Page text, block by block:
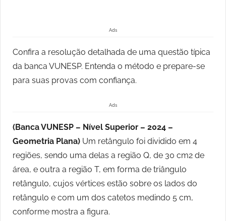
Ads
Confira a resolução detalhada de uma questão típica
da banca VUNESP. Entenda o método e prepare-se
para suas provas com confiança.
Ads
(Banca VUNESP – Nível Superior – 2024 –
Geometria Plana) Um retângulo foi dividido em 4
regiões, sendo uma delas a região Q, de 30 cm2 de
área, e outra a região T, em forma de triângulo
retângulo, cujos vértices estão sobre os lados do
retângulo e com um dos catetos medindo 5 cm,
conforme mostra a figura.